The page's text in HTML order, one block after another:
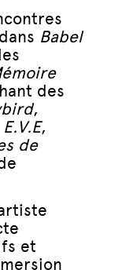
Babel
des
,
E.V.E,
de
et